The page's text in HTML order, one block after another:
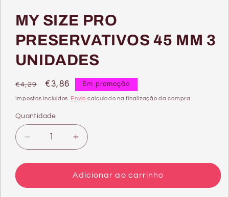
MY SIZE PRO
PRESERVATIVOS 45 MM 3
UNIDADES
Preço
normal
€4,29
Preço
de
€3,86 Em promoção
Impostos incluídos. Envio calculado na finalização da compra.
Quantidade
Quantidade
Diminuir
a
quantidade
MY
Aumentar
a
quantidade
de
MY
Adicionar ao carrinho